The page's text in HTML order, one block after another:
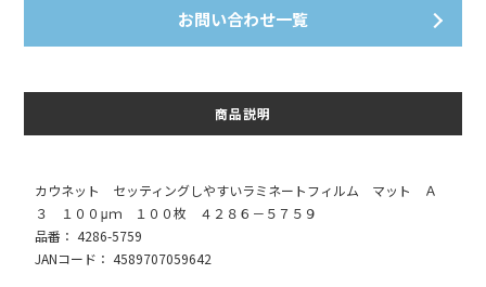
お問い合わせ一覧
商品説明
カウネット セッティングしやすいラミネートフィルム マット Ａ
３ １００μｍ １００枚 ４２８６－５７５９
品番： 4286-5759
JANコード： 4589707059642